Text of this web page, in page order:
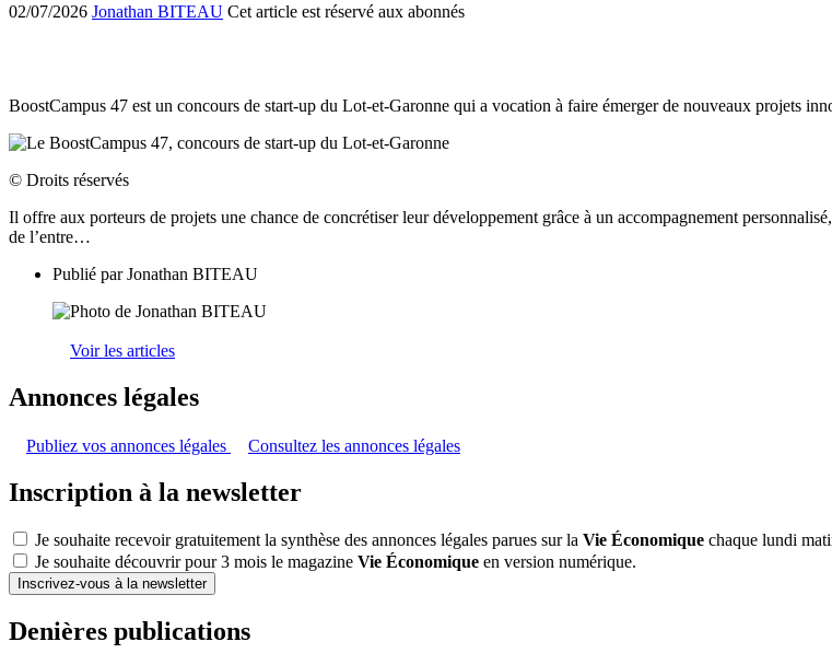
02/07/2026 Jonathan BITEAU Cet article est réservé aux abonnés
BoostCampus 47 est un concours de start-up du Lot-et-Garonne qui a vocation à faire émerger de nouveaux projets
© Droits réservés
Il offre aux porteurs de projets une chance de concrétiser leur développement grâce à un accompagnement
de l’entre…
Publié parJonathan BITEAU
Voir les articles
Annonces légales
Publiez vos annonces légales Consultez les annonces légales
Inscription à la newsletter
Je souhaite recevoir gratuitement la synthèse des annonces légales parues sur la Vie Économique chaque lundi
Je souhaite découvrir pour 3 mois le magazine Vie Économique en version numérique.
Inscrivez-vous à la newsletter
Denières publications